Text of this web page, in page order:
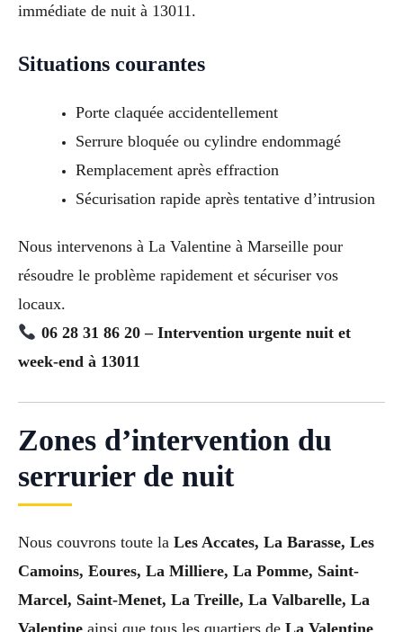
immédiate de nuit à 13011.
Situations courantes
Porte claquée accidentellement
Serrure bloquée ou cylindre endommagé
Remplacement après effraction
Sécurisation rapide après tentative d’intrusion
Nous intervenons à La Valentine à Marseille pour
résoudre le problème rapidement et sécuriser vos
locaux.
06 28 31 86 20 – Intervention urgente nuit et
week-end à 13011
Zones d’intervention du
serrurier de nuit
Nous couvrons toute la Les Accates, La Barasse, Les
Camoins, Eoures, La Milliere, La Pomme, Saint-
Marcel, Saint-Menet, La Treille, La Valbarelle, La